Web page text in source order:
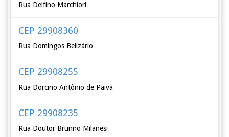
Rua Delfino Marchiori
CEP 29908360
Rua Domingos Belizário
CEP 29908255
Rua Dorcino Antônio de Paiva
CEP 29908235
Rua Doutor Brunno Milanesi